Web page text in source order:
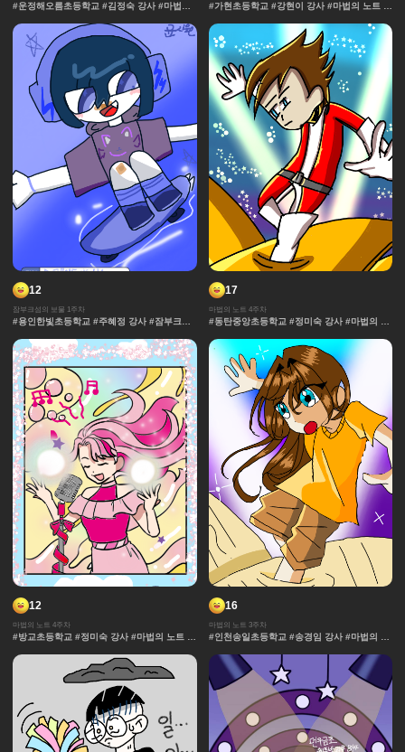
#운정해오름초등학교 #김정숙 강사 #마법의
콘티 #날씨 #캐릭터 #아이돌 #액션 #컷만화
#창작 디자인 #마법 #노트 #채색기법 #연출
#무대
#가현초등학교 #강현이 강사 #마법의 노트 #
날씨 #캐릭터 #아이돌 #액션 #컷만화 #창작
디자인 #마법 #노트 #채색기법 #연출 #무대
12
잠부크섬의 보물 1주차
#용인한빛초등학교 #주혜정 강사 #잠부크섬
험 #마법 #세계관 중세 #보물
17
마법의 노트 4주차
#동탄중앙초등학교 #정미숙 강사 #마법의 노
티 #날씨 #캐릭터 #아이돌 #액션 #컷만화 #
창작 디자인 #마법 #노트 #채색기법 #연출 #
무대
12
마법의 노트 4주차
#방교초등학교 #정미숙 강사 #마법의 노트 #
날씨 #캐릭터 #아이돌 #액션 #컷만화 #창작
디자인 #마법 #노트 #채색기법 #연출 #무대
16
마법의 노트 3주차
#인천송일초등학교 #송경임 강사 #마법의 노
티 #날씨 #캐릭터 #아이돌 #액션 #컷만화 #
개성 #창작 디자인 #마법 #노트 #채색기법 #
댄스 #연출 #무대